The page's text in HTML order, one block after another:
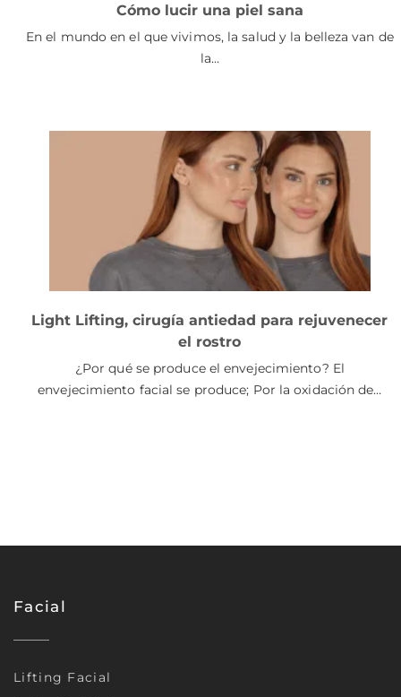
Cómo lucir una piel sana
En el mundo en el que vivimos, la salud y la belleza van de
la…
Light Lifting, cirugía antiedad para rejuvenecer
el rostro
¿Por qué se produce el envejecimiento? El
envejecimiento facial se produce; Por la oxidación de…
Facial
Lifting Facial